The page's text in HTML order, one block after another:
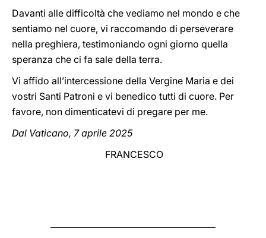
Davanti alle difficoltà che vediamo nel mondo e che
sentiamo nel cuore, vi raccomando di perseverare
nella preghiera, testimoniando ogni giorno quella
speranza che ci fa sale della terra.
Vi affido all’intercessione della Vergine Maria e dei
vostri Santi Patroni e vi benedico tutti di cuore. Per
favore, non dimenticatevi di pregare per me.
Dal Vaticano, 7 aprile 2025
FRANCESCO